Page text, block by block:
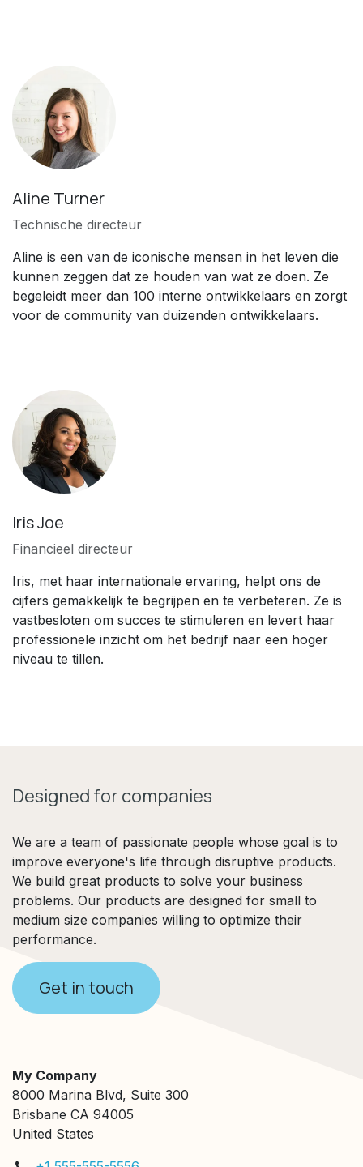
Aline Turner
Technische directeur
Aline is een van de iconische mensen in het leven die
kunnen zeggen dat ze houden van wat ze doen. Ze
begeleidt meer dan 100 interne ontwikkelaars en zorgt
voor de community van duizenden ontwikkelaars.
Iris Joe
Financieel directeur
Iris, met haar internationale ervaring, helpt ons de
cijfers gemakkelijk te begrijpen en te verbeteren. Ze is
vastbesloten om succes te stimuleren en levert haar
professionele inzicht om het bedrijf naar een hoger
niveau te tillen.
Designed for companies
We are a team of passionate people whose goal is to
improve everyone's life through disruptive products.
We build great products to solve your business
problems. Our products are designed for small to
medium size companies willing to optimize their
performance.
Get in touch
My Company
8000 Marina Blvd, Suite 300
Brisbane CA 94005
United States